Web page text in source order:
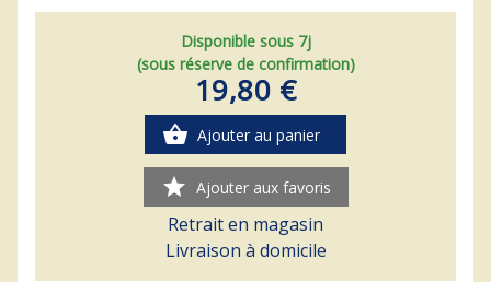
Disponible sous 7j
(sous réserve de confirmation)
19,80 €
shopping_basket Ajouter au panier
star Ajouter aux favoris
Retrait en magasin
Livraison à domicile